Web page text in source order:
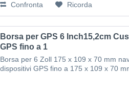
Confronta Ricorda
Borsa per GPS 6 Inch15,2cm
GPS fino a 1
Borsa per 6 Zoll 175 x 109 x 70 mm
dispositivi GPS fino a 175 x 109 x 70